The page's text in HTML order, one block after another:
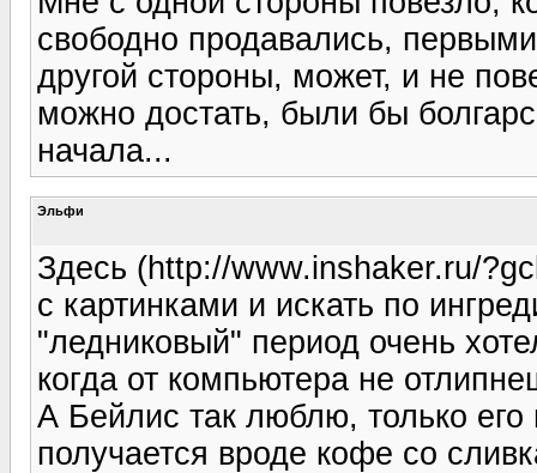
свободно продавались,
другой стороны, может, и не
можно достать, были бы
начала...
Эльфи
Здесь (http://www.inshaker.ru/
с картинками и искать по
"ледниковый" период очень
когда от компьютера не
А Бейлис так люблю, только
получается вроде кофе со